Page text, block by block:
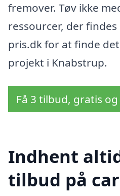
fremover. Tøv ikke
ressourcer, der
pris.dk for at finde
projekt i Knabstrup.
Få 3 tilbud, gratis
Indhent
tilbud på